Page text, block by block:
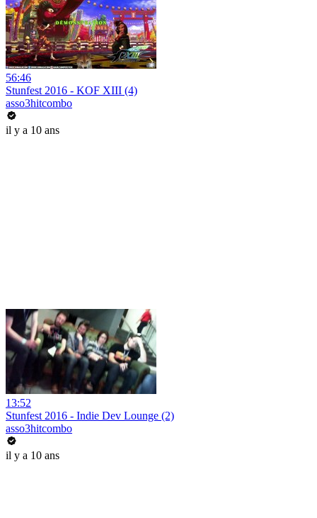
56:46
Stunfest 2016 - KOF XIII (4)
asso3hitcombo
il y a 10 ans
13:52
Stunfest 2016 - Indie Dev Lounge (2)
asso3hitcombo
il y a 10 ans